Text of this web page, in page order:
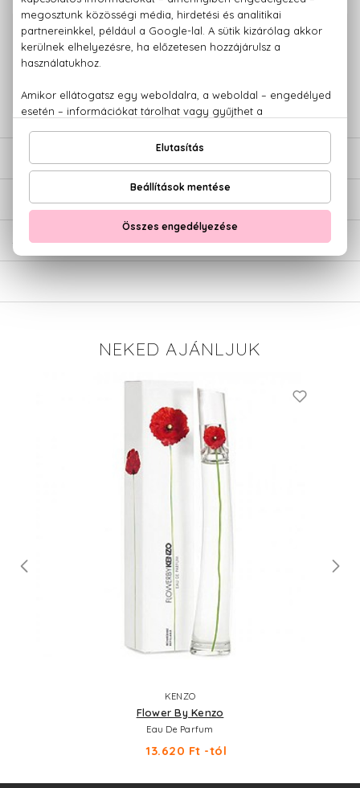
100% eredeti termékek,14 napos visszaküldési garanciával
779 1926
ÉRTÉKELÉSEK (0)
SZÁLLÍTÁS
NEKED AJÁNLJUK
KENZO
Flower By Kenzo
Eau De Parfum
13.620 Ft -tól